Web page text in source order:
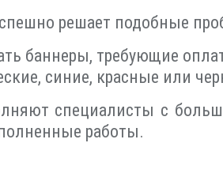
решает подобные
баннеры, требующие
синие, красные или
специалисты с
работы.